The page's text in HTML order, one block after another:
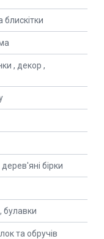
блискітки
, декор ,
бірки
булавки
та обручів